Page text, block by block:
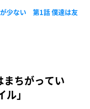
少ない 第1話 僕達は友
まちがってい
」